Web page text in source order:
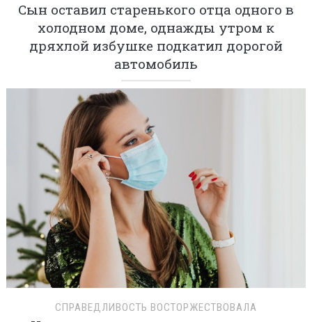
Сын оставил старенького отца одного в
холодном доме, однажды утром к
дряхлой избушке подкатил дорогой
автомобиль
СПРАВЕДЛИВОСТЬ ВОСТОРЖЕСТВОВАЛА